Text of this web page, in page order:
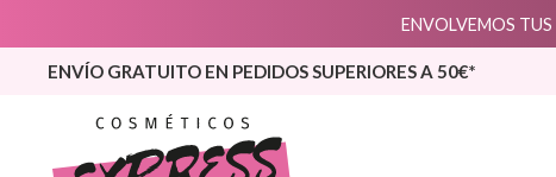
ENVOLVEMOS
ENVÍO GRATUITO EN PEDIDOS SUPERIORES A 50€*